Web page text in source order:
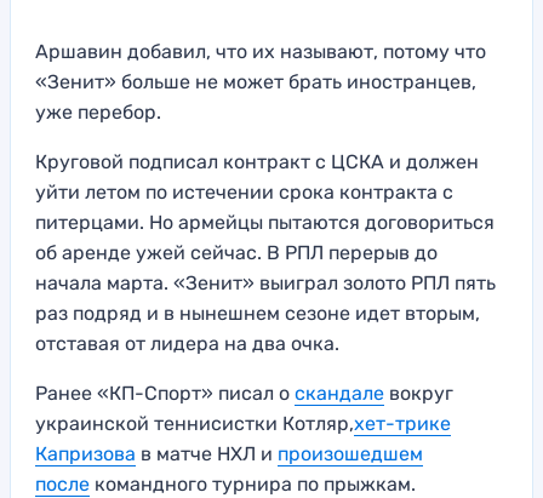
Аршавин добавил, что их называют, потому что
«Зенит» больше не может брать иностранцев,
уже перебор.
Круговой подписал контракт с ЦСКА и должен
уйти летом по истечении срока контракта с
питерцами. Но армейцы пытаются договориться
об аренде ужей сейчас. В РПЛ перерыв до
начала марта. «Зенит» выиграл золото РПЛ пять
раз подряд и в нынешнем сезоне идет вторым,
отставая от лидера на два очка.
Ранее «КП-Спорт» писал о скандале вокруг
украинской теннисистки Котляр,хет-трике
Капризова в матче НХЛ и произошедшем
после командного турнира по прыжкам.